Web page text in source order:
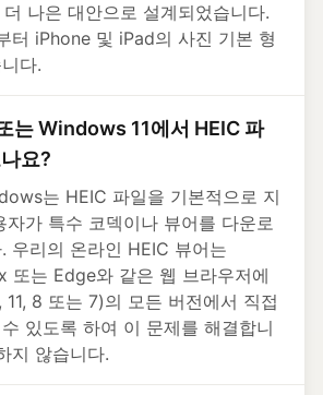
나은 대안으로 설계되었습니다.
터 iPhone 및 iPad의 사진 기본 형
다.
는 Windows 11에서 HEIC 파
요?
는 HEIC 파일을 기본적으로 지
자가 특수 코덱이나 뷰어를 다운로
우리의 온라인 HEIC 뷰어는
또는 Edge와 같은 웹 브라우저에
8 또는 7)의 모든 버전에서 직접
있도록 하여 이 문제를 해결합니
지 않습니다.